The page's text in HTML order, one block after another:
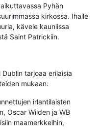
Pyhän
kirkossa. Ihaile
kävele kauniissa
Saint Patrickiin.
tarjoaa erilaisia
mukaan:
irlantilaisten
Oscar Wilden ja WB
maamerkkeihin,